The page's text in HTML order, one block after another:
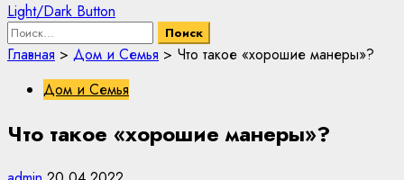
Light/Dark Button
Найти:
Главная > Дом и Семья > Что такое «хорошие манеры»?
Дом и Семья
Что такое «хорошие манеры»?